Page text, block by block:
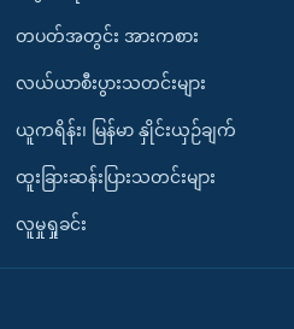
တပတ်အတွင်း အားကစား
လယ်ယာစီးပွားသတင်းများ
ယူကရိန်း၊ မြန်မာ နှိုင်းယှဉ်ချက်
ထူးခြားဆန်းပြားသတင်းများ
လူမှုရှုခင်း